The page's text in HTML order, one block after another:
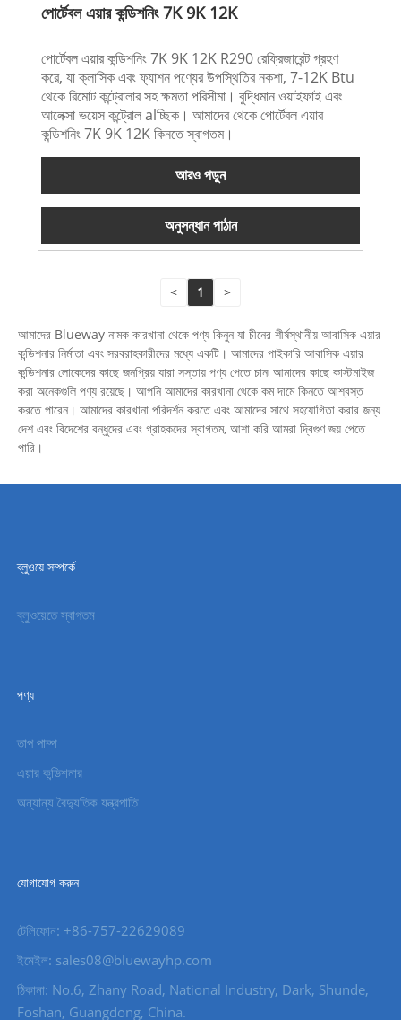
পোর্টেবল এয়ার কন্ডিশনিং 7K 9K 12K
পোর্টেবল এয়ার কন্ডিশনিং 7K 9K 12K R290 রেফ্রিজারেন্ট গ্রহণ
করে, যা ক্লাসিক এবং ফ্যাশন পণ্যের উপস্থিতির নকশা, 7-12K Btu
থেকে রিমোট কন্ট্রোলার সহ ক্ষমতা পরিসীমা। বুদ্ধিমান ওয়াইফাই এবং
আলেক্সা ভয়েস কন্ট্রোল alচ্ছিক। আমাদের থেকে পোর্টেবল এয়ার
কন্ডিশনিং 7K 9K 12K কিনতে স্বাগতম।
আরও পড়ুন
অনুসন্ধান পাঠান
< 1 >
আমাদের Blueway নামক কারখানা থেকে পণ্য কিনুন যা চীনের শীর্ষস্থানীয় আবাসিক এয়ার
কন্ডিশনার নির্মাতা এবং সরবরাহকারীদের মধ্যে একটি। আমাদের পাইকারি আবাসিক এয়ার
কন্ডিশনার লোকেদের কাছে জনপ্রিয় যারা সস্তায় পণ্য পেতে চান৷ আমাদের কাছে কাস্টমাইজ
করা অনেকগুলি পণ্য রয়েছে। আপনি আমাদের কারখানা থেকে কম দামে কিনতে আশ্বস্ত
করতে পারেন। আমাদের কারখানা পরিদর্শন করতে এবং আমাদের সাথে সহযোগিতা করার জন্য
দেশ এবং বিদেশের বন্ধুদের এবং গ্রাহকদের স্বাগতম, আশা করি আমরা দ্বিগুণ জয় পেতে
পারি।
ব্লুওয়ে সম্পর্কে
ব্লুওয়েতে স্বাগতম
পণ্য
তাপ পাম্প
এয়ার কন্ডিশনার
অন্যান্য বৈদ্যুতিক যন্ত্রপাতি
যোগাযোগ করুন
টেলিফোন: +86-757-22629089
ইমেইল: sales08@bluewayhp.com
ঠিকানা: No.6, Zhany Road, National Industry, Dark, Shunde,
Foshan, Guangdong, China.